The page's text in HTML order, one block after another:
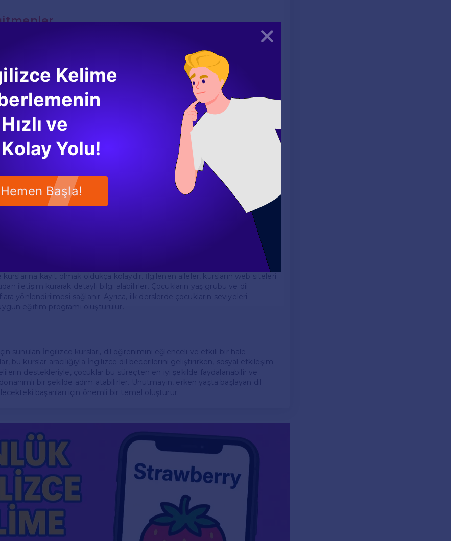
kurslarında görev yapan eğitmenler, çocuklara yönelik eğitim konusunda
çocukların gelişim seviyelerine uygun yöntemler kullanarak, onların
Ayrıca, eğitmenler sürekli olarak kendilerini geliştirir ve en güncel
ederler.
Eğitim Seçenekleri
kursları, hem yüz yüze hem de online eğitim seçenekleri sunmaktadır. Yüz
sosyal etkileşim fırsatı bulur ve arkadaşlarıyla birlikte öğrenirler. Online
sürecinde popüler hale gelmiştir ve çocukların evlerinden eğitim
Her iki seçenek de, çocukların İngilizce öğrenme süreçlerini desteklemek
Bilgilendirme
İngilizce öğrenme süreçlerinde aktif bir rol oynamaları önemlidir. Kurslar,
hakkında düzenli bilgilendirmeler yapar. Ayrıca, velilerin çocuklarıyla
teşvik edilir. Böylece, aileler çocuklarının öğrenme süreçlerine
Olunur?
kurslarına kayıt olmak oldukça kolaydır. İlgilenen aileler, kursların web siteleri
iletişim kurarak detaylı bilgi alabilirler. Çocukların yaş grubu ve dil
yönlendirilmesi sağlanır. Ayrıca, ilk derslerde çocukların seviyeleri
eğitim programı oluşturulur.
sunulan İngilizce kursları, dil öğrenimini eğlenceli ve etkili bir hale
bu kurslar aracılığıyla İngilizce dil becerilerini geliştirirken, sosyal etkileşim
destekleriyle, çocuklar bu süreçten en iyi şekilde faydalanabilir ve
bir şekilde adım atabilirler. Unutmayın, erken yaşta başlayan dil
başarıları için önemli bir temel oluşturur.
Kapat
Kelime
ve
Yolu!
Hemen Başla!